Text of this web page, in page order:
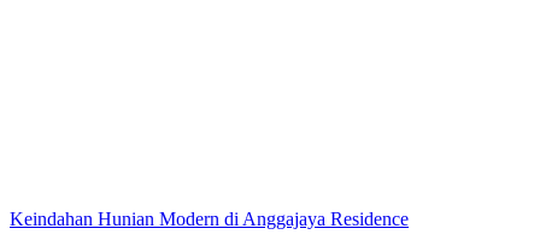
Keindahan Hunian Modern di Anggajaya Residence